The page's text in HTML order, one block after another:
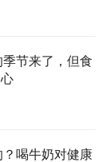
节来了，但食
喝牛奶对健康